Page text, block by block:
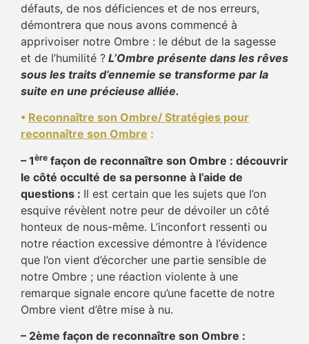
défauts, de nos déficiences et de nos erreurs,
démontrera que nous avons commencé à
apprivoiser notre Ombre : le début de la sagesse
et de l’humilité ? L’Ombre présente dans les rêves
sous les traits d’ennemie se transforme par la
suite en une précieuse alliée.
• Reconnaître son Ombre/ Stratégies pour
reconnaître son Ombre :
– 1ère façon de reconnaître son Ombre : découvrir
le côté occulté de sa personne à l’aide de
questions : Il est certain que les sujets que l’on
esquive révèlent notre peur de dévoiler un côté
honteux de nous-même. L’inconfort ressenti ou
notre réaction excessive démontre à l’évidence
que l’on vient d’écorcher une partie sensible de
notre Ombre ; une réaction violente à une
remarque signale encore qu’une facette de notre
Ombre vient d’être mise à nu.
– 2ème façon de reconnaître son Ombre :